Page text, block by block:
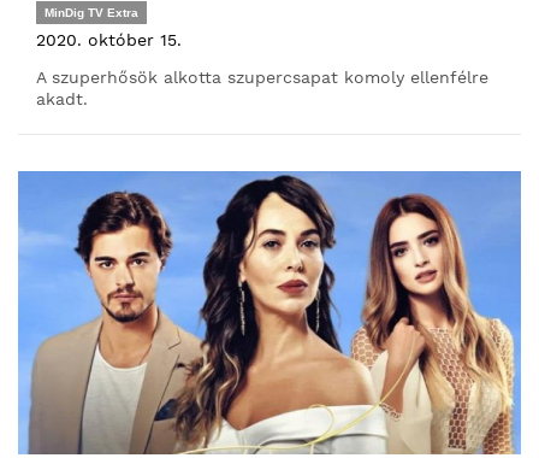
MinDig TV Extra
2020. október 15.
A szuperhősök alkotta szupercsapat komoly ellenfélre
akadt.